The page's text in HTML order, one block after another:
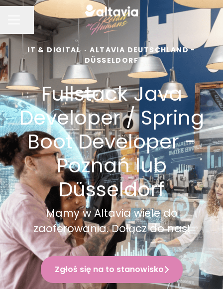
MENU KARIERY
Udostępnij stronę
IT & DIGITAL · ALTAVIA DEUTSCHLAND -
DÜSSELDORF
Fullstack Java
Developer / Spring
Boot Developer -
Poznań lub
Düsseldorf
Mamy w Altavia wiele do
zaoferowania. Dołącz do nas!
Zgłoś się na to stanowisko